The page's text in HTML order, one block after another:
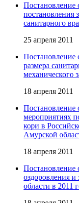
Постановление
постановления
санитарного
25 апреля 2011
Постановление
размера
механического
18 апреля 2011
мероприятиях
кори в
Амурской
18 апреля 2011
Постановление
оздоровления
области в 2011